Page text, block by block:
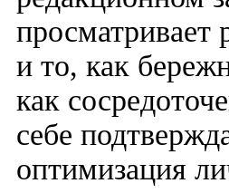
и то, как
как
себе
оптимизация